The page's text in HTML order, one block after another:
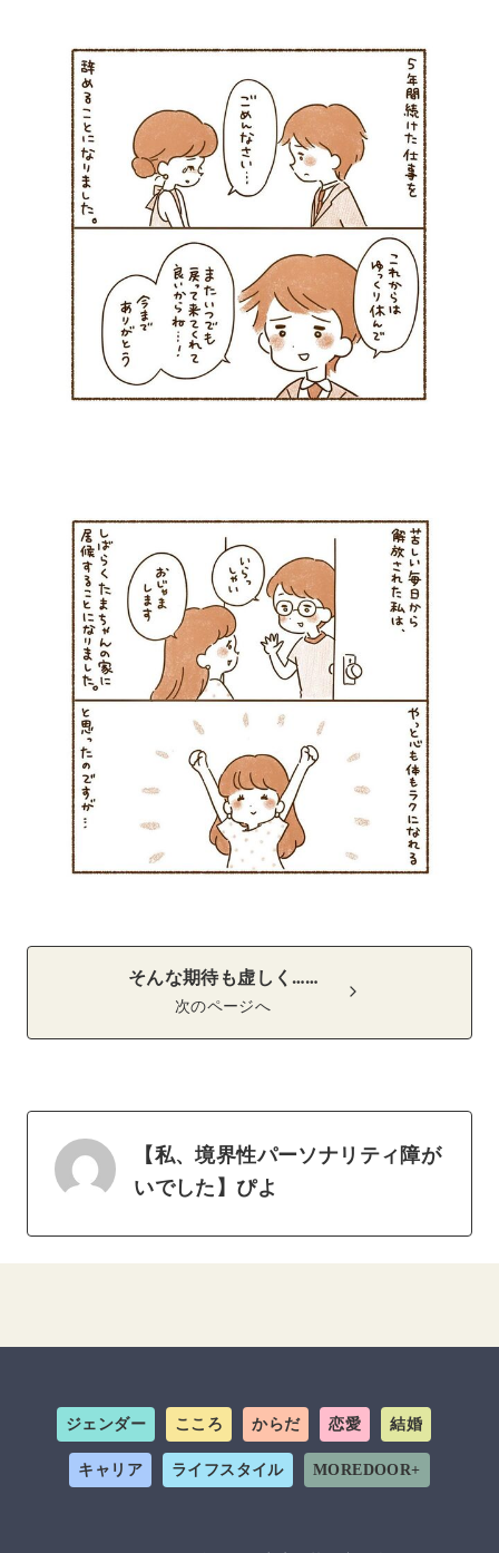
そんな期待も虚しく……
次のページへ
【私、境界性パーソナリティ障が
いでした】ぴよ
ジェンダー こころ からだ 恋愛 結婚
キャリア ライフスタイル MOREDOOR+